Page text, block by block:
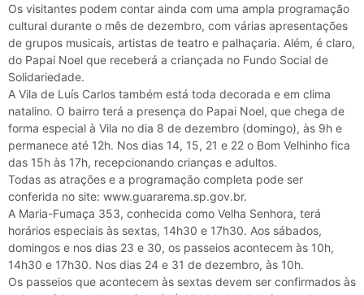
Os visitantes podem contar ainda com uma ampla programação
cultural durante o mês de dezembro, com várias apresentações
de grupos musicais, artistas de teatro e palhaçaria. Além, é claro,
do Papai Noel que receberá a criançada no Fundo Social de
Solidariedade.
A Vila de Luís Carlos também está toda decorada e em clima
natalino. O bairro terá a presença do Papai Noel, que chega de
forma especial à Vila no dia 8 de dezembro (domingo), às 9h e
permanece até 12h. Nos dias 14, 15, 21 e 22 o Bom Velhinho fica
das 15h às 17h, recepcionando crianças e adultos.
Todas as atrações e a programação completa pode ser
conferida no site: www.guararema.sp.gov.br.
A Maria-Fumaça 353, conhecida como Velha Senhora, terá
horários especiais às sextas, 14h30 e 17h30. Aos sábados,
domingos e nos dias 23 e 30, os passeios acontecem às 10h,
14h30 e 17h30. Nos dias 24 e 31 de dezembro, às 10h.
Os passeios que acontecem às sextas devem ser confirmados às